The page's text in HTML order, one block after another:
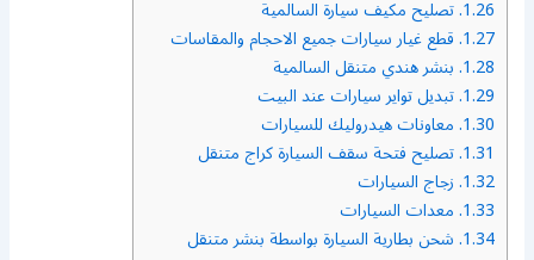
1.26. تصليح مكيف سيارة السالمية
1.27. قطع غيار سيارات جميع الاحجام والمقاسات
1.28. بنشر هندي متنقل السالمية
1.29. تبديل تواير سيارات عند البيت
1.30. معاونات هيدروليك للسيارات
1.31. تصليح فتحة سقف السيارة كراج متنقل
1.32. زجاج السيارات
1.33. معدات السيارات
1.34. شحن بطارية السيارة بواسطة بنشر متنقل